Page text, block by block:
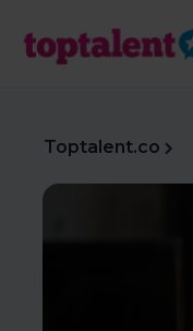
Toptalent.co